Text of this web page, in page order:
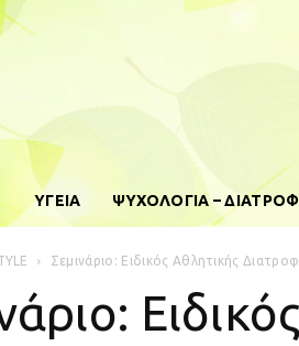
ΥΓΕΙΑ ΨΥΧΟΛΟΓΙΑ –
Σεμινάριο: Ειδικός Αθλητικής